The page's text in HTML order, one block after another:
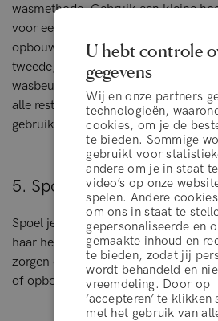
wasmethode. Gebruik een kleine
voor een snelle eerste wasbeurt om
opbouw te verwijderen, spoel dan af
tweede, kleinere hoeveelheid
wasbeurt schuimt de shampoo
alle resten. Dit kan effectiever zijn
gebruiken in één wasbeurt.
5. Spoel grondig uit
Spoel je haar goed uit na het
haar hebt. Nogmaals, door in delen
zorgen dat je al het product
of opbouw achterblijven.
algemene
U hebt controle
gegevens
Wij en onze partners
technologieën,
cookies, om je de
te bieden. Sommige
gebruikt voor
andere om je in staat
video’s op onze
spelen. Andere
om ons in staat te
gepersonaliseerde en
gemaakte inhoud en
te bieden, zodat jij
wordt behandeld en
vreemdeling. Door op
‘accepteren’ te klikken
met het gebruik van